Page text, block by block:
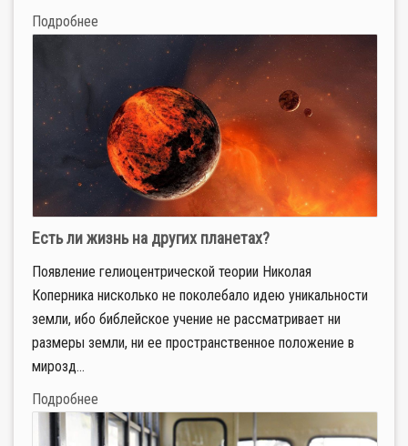
Подробнее
Есть ли жизнь на других планетах?
Появление гелиоцентрической теории Николая
Коперника нисколько не поколебало идею уникальности
земли, ибо библейское учение не рассматривает ни
размеры земли, ни ее пространственное положение в
мирозд...
Подробнее